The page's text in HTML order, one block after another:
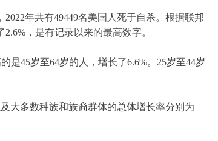
年共有49449名美国人死于自杀。根据联邦
，是有记录以来的最高数字。
是45岁至64岁的人，增长了6.6%。25岁至44岁
大多数种族和族裔群体的总体增长率分别为